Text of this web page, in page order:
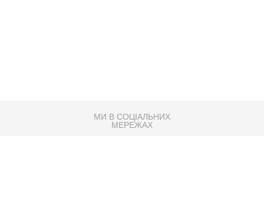
МИ В СОЦІАЛЬНИХ
МЕРЕЖАХ